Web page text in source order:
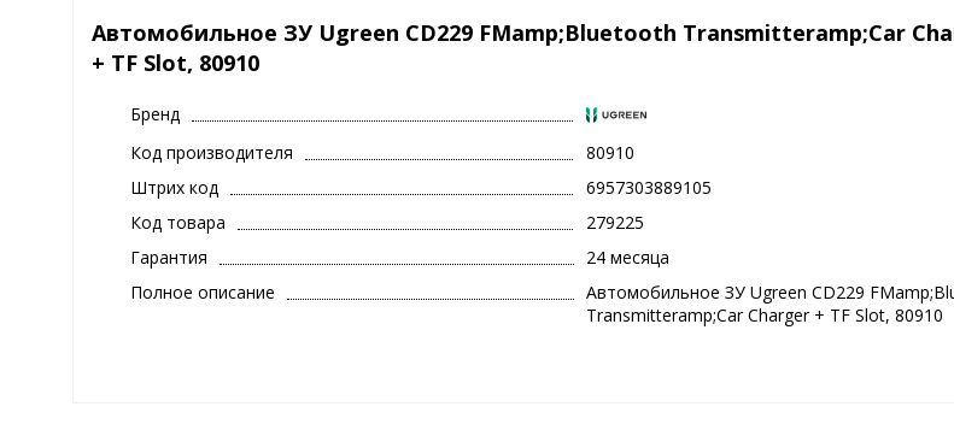
Автомобильное ЗУ Ugreen CD229 FMamp;Bluetooth Transmitteramp;Car
+ TF Slot, 80910
Бренд
Код производителя
80910
Штрих код
6957303889105
Код товара
279225
Гарантия
24 месяца
Полное описание
Автомобильное ЗУ Ugreen CD229
Transmitteramp;Car Charger + TF Slot, 80910